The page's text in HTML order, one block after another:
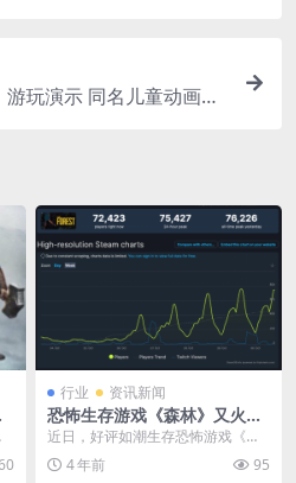
游玩演示 同名儿童动画改
行业 资讯新闻
恐怖生存游戏《森林》又火
了！
近日，好评如潮生存恐怖游戏《森
林》在Steam低价促销，国区售价1
7.5元，游戏...
4 年前 95